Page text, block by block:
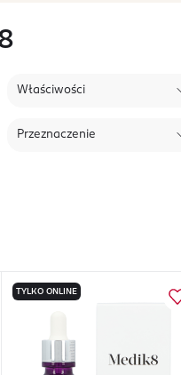
Właściwości
Przeznaczenie
TYLKO ONLINE